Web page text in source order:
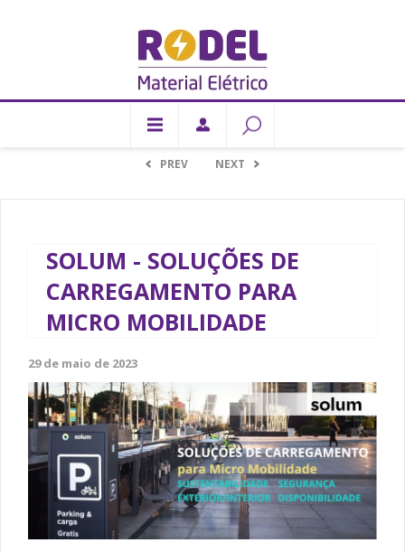
PREV NEXT
SOLUM - SOLUÇÕES DE
CARREGAMENTO PARA
MICRO MOBILIDADE
29 de maio de 2023